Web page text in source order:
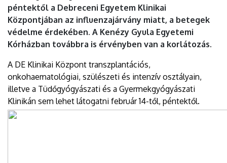
péntektől a Debreceni Egyetem Klinikai
Központjában az influenzajárvány miatt, a betegek
védelme érdekében. A Kenézy Gyula Egyetemi
Kórházban továbbra is érvényben van a korlátozás.
A DE Klinikai Központ transzplantációs,
onkohaematológiai, szülészeti és intenzív osztályain,
illetve a Tüdőgyógyászati és a Gyermekgyógyászati
Klinikán sem lehet látogatni február 14-től, péntektől.